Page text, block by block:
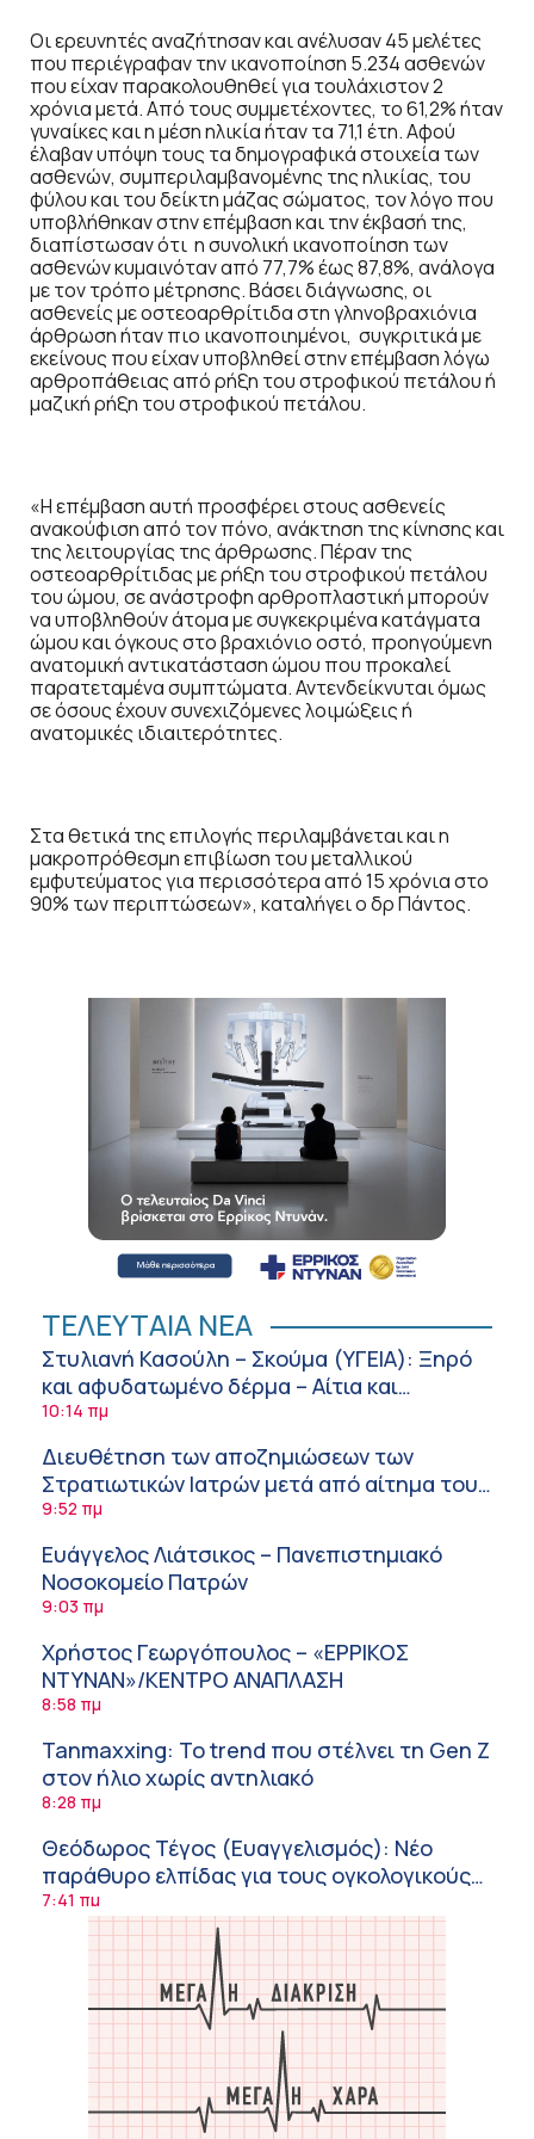
Οι ερευνητές αναζήτησαν και ανέλυσαν 45 μελέτες
που περιέγραφαν την ικανοποίηση 5.234 ασθενών
που είχαν παρακολουθηθεί για τουλάχιστον 2
χρόνια μετά. Από τους συμμετέχοντες, το 61,2% ήταν
γυναίκες και η μέση ηλικία ήταν τα 71,1 έτη. Αφού
έλαβαν υπόψη τους τα δημογραφικά στοιχεία των
ασθενών, συμπεριλαμβανομένης της ηλικίας, του
φύλου και του δείκτη μάζας σώματος, τον λόγο που
υποβλήθηκαν στην επέμβαση και την έκβασή της,
διαπίστωσαν ότι η συνολική ικανοποίηση των
ασθενών κυμαινόταν από 77,7% έως 87,8%, ανάλογα
με τον τρόπο μέτρησης. Βάσει διάγνωσης, οι
ασθενείς με οστεοαρθρίτιδα στη γληνοβραχιόνια
άρθρωση ήταν πιο ικανοποιημένοι, συγκριτικά με
εκείνους που είχαν υποβληθεί στην επέμβαση λόγω
αρθροπάθειας από ρήξη του στροφικού πετάλου ή
μαζική ρήξη του στροφικού πετάλου.
«Η επέμβαση αυτή προσφέρει στους ασθενείς
ανακούφιση από τον πόνο, ανάκτηση της κίνησης και
της λειτουργίας της άρθρωσης. Πέραν της
οστεοαρθρίτιδας με ρήξη του στροφικού πετάλου
του ώμου, σε ανάστροφη αρθροπλαστική μπορούν
να υποβληθούν άτομα με συγκεκριμένα κατάγματα
ώμου και όγκους στο βραχιόνιο οστό, προηγούμενη
ανατομική αντικατάσταση ώμου που προκαλεί
παρατεταμένα συμπτώματα. Αντενδείκνυται όμως
σε όσους έχουν συνεχιζόμενες λοιμώξεις ή
ανατομικές ιδιαιτερότητες.
Στα θετικά της επιλογής περιλαμβάνεται και η
μακροπρόθεσμη επιβίωση του μεταλλικού
εμφυτεύματος για περισσότερα από 15 χρόνια στο
90% των περιπτώσεων», καταλήγει ο δρ Πάντος.
ΤΕΛΕΥΤΑΙΑ ΝΕΑ
Στυλιανή Κασούλη – Σκούμα (ΥΓΕΙΑ): Ξηρό
και αφυδατωμένο δέρμα – Αίτια και
αντιμετώπιση
10:14 πμ
Διευθέτηση των αποζημιώσεων των
Στρατιωτικών Ιατρών μετά από αίτημα του
ΙΣΑ
9:52 πμ
Ευάγγελος Λιάτσικος – Πανεπιστημιακό
Νοσοκομείο Πατρών
9:03 πμ
Χρήστος Γεωργόπουλος – «ΕΡΡΙΚΟΣ
ΝΤΥΝΑΝ»/ΚΕΝΤΡΟ ΑΝΑΠΛΑΣΗ
8:58 πμ
Tanmaxxing: To trend που στέλνει τη Gen Z
στον ήλιο χωρίς αντηλιακό
8:28 πμ
Θεόδωρος Τέγος (Ευαγγελισμός): Νέο
παράθυρο ελπίδας για τους ογκολογικούς
ασθενείς μέσω κλινικών δοκιμών
7:41 πμ
Ασφάλεια στο νερό: 8 χρήσιμες οδηγίες
από τον Ελληνικό Ερυθρό Σταυρό
Μαρίνα Ραυτοπούλου (ΙΑΤΡΙΚΟ ΚΕΝΤΡΟ):
Εκπαίδευση στον διαβήτη – Ένας πυλώνας
της σύγχρονης φροντίδας
6:56 πμ